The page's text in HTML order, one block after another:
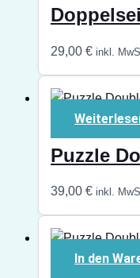
29,00 € inkl.
Puzzle
39,00 € inkl.
In den